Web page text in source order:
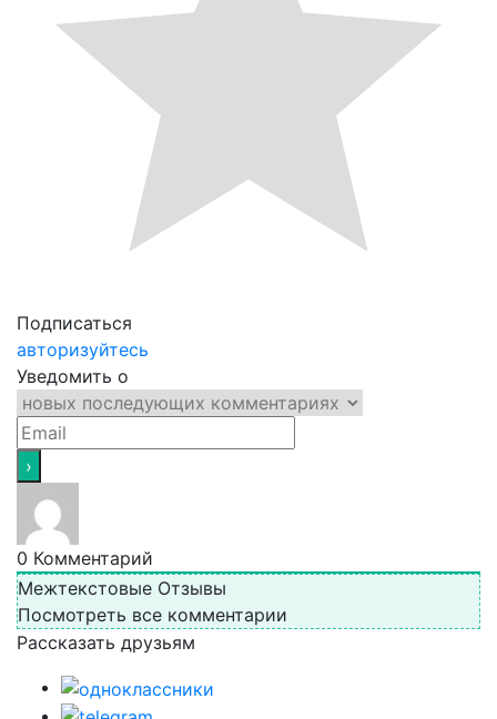
Подписаться
авторизуйтесь
Уведомить о
0 Комментарий
Межтекстовые Отзывы
Посмотреть все комментарии
Рассказать друзьям